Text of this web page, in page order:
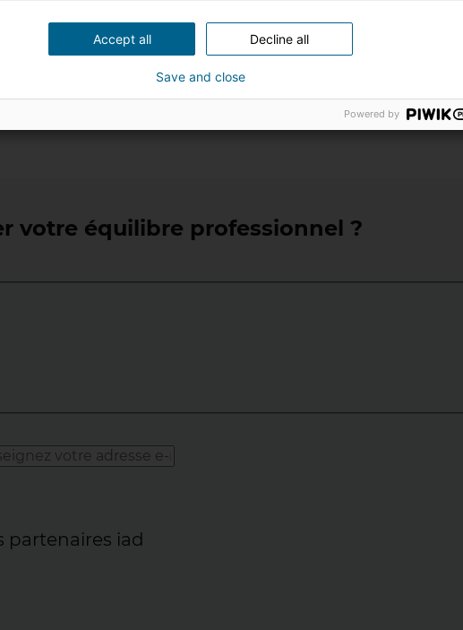
Avec iad Prestige, le
français de la transaction
résilient et porteur, en
à disposition de ses
2 min de lecture
iad ont mis les voiles vers le
Portugal pour créer la première
le cofondateur d’iad Portugal, […]
7 mars 2025
votre équilibre professionnel ?
partenaires iad
Accept all Decline all
Save and close
Powered by